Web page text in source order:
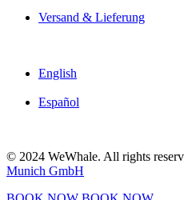
Versand & Lieferung
English
Español
© 2024 WeWhale. All rights
Munich GmbH